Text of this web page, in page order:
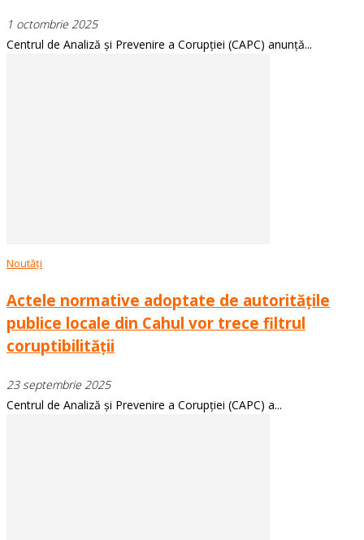
1 octombrie 2025
Centrul de Analiză și Prevenire a Corupției (CAPC) anunță...
Noutăți
Actele normative adoptate de autoritățile
publice locale din Cahul vor trece filtrul
coruptibilității
23 septembrie 2025
Centrul de Analiză și Prevenire a Corupției (CAPC) a...